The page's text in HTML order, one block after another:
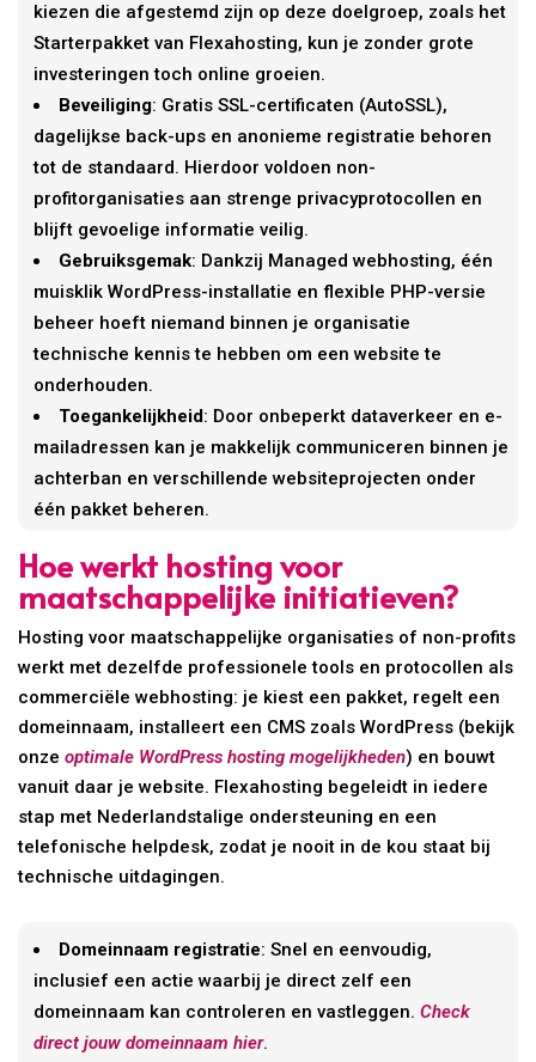
kiezen die afgestemd zijn op deze doelgroep, zoals het
Starterpakket van Flexahosting, kun je zonder grote
investeringen toch online groeien.
Beveiliging: Gratis SSL-certificaten (AutoSSL),
dagelijkse back-ups en anonieme registratie behoren
tot de standaard. Hierdoor voldoen non-
profitorganisaties aan strenge privacyprotocollen en
blijft gevoelige informatie veilig.
Gebruiksgemak: Dankzij Managed webhosting, één
muisklik WordPress-installatie en flexible PHP-versie
beheer hoeft niemand binnen je organisatie
technische kennis te hebben om een website te
onderhouden.
Toegankelijkheid: Door onbeperkt dataverkeer en e-
mailadressen kan je makkelijk communiceren binnen je
achterban en verschillende websiteprojecten onder
één pakket beheren.
Hoe werkt hosting voor
maatschappelijke initiatieven?
Hosting voor maatschappelijke organisaties of non-profits
werkt met dezelfde professionele tools en protocollen als
commerciële webhosting: je kiest een pakket, regelt een
domeinnaam, installeert een CMS zoals WordPress (bekijk
onzeoptimale WordPress hosting mogelijkheden) en bouwt
vanuit daar je website. Flexahosting begeleidt in iedere
stap met Nederlandstalige ondersteuning en een
telefonische helpdesk, zodat je nooit in de kou staat bij
technische uitdagingen.
Domeinnaam registratie: Snel en eenvoudig,
inclusief een actie waarbij je direct zelf een
domeinnaam kan controleren en vastleggen.Check
direct jouw domeinnaam hier.